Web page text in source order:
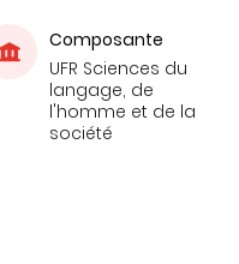
Composante
UFR Sciences du
langage, de
l'homme et de la
société